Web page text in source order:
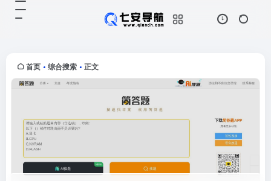
首页 • 综合搜索 • 正文
学习通，云青书学堂，知到，智慧
树，中国大学慕课等）题目，拥有真
实可靠的答案，并为您提供答案解析